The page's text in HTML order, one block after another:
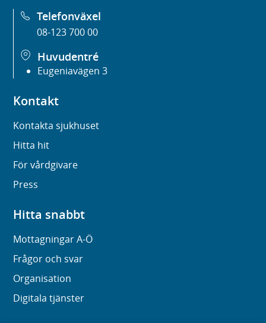
Telefonväxel
08-123 700 00
Huvudentré
Eugeniavägen 3
Kontakt
Kontakta sjukhuset
Hitta hit
För vårdgivare
Press
Hitta snabbt
Mottagningar A-Ö
Frågor och svar
Organisation
Digitala tjänster